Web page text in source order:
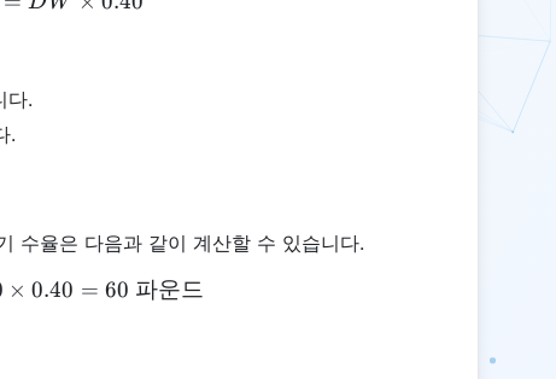
다.
.
수율은 다음과 같이 계산할 수 있습니다.
DMY = 150 \times 0.40 = 60 \text{ 파운드}
× 0.40 = 60 파운드